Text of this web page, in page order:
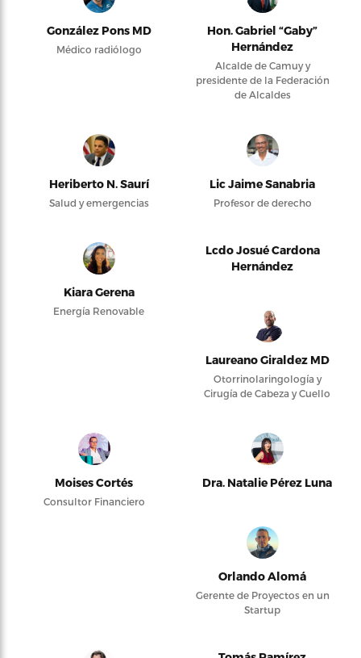
González Pons MD
Médico radiólogo
Hon. Gabriel “Gaby”
Hernández
Alcalde de Camuy y
presidente de la Federación
de Alcaldes
Heriberto N. Saurí
Salud y emergencias
Lic Jaime Sanabria
Profesor de derecho
Kiara Gerena
Energía Renovable
Lcdo Josué Cardona
Hernández
Laureano Giraldez MD
Otorrinolaringología y
Cirugía de Cabeza y Cuello
Moises Cortés
Consultor Financiero
Dra. Natalie Pérez Luna
Orlando Alomá
Gerente de Proyectos en un
Startup